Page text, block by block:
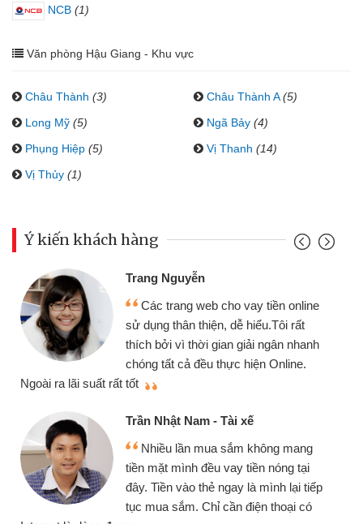
NCB (1)
Văn phòng Hậu Giang - Khu vực
Châu Thành (3) Châu Thành A (5)
Long Mỹ (5) Ngã Bảy (4)
Phụng Hiệp (5) Vị Thanh (14)
Vị Thủy (1)
Ý kiến khách hàng
Trang Nguyễn
Các trang web cho vay tiền online
sử dụng thân thiện, dễ hiểu.Tôi rất
thích bởi vì thời gian giải ngân nhanh
chóng tất cả đều thực hiện Online.
Ngoài ra lãi suất rất tốt
Trần Nhật Nam - Tài xế
Nhiều lần mua sắm không mang
tiền mặt mình đều vay tiền nóng tại
đây. Tiền vào thẻ ngay là mình lại tiếp
tục mua sắm. Chỉ cần điện thoại có